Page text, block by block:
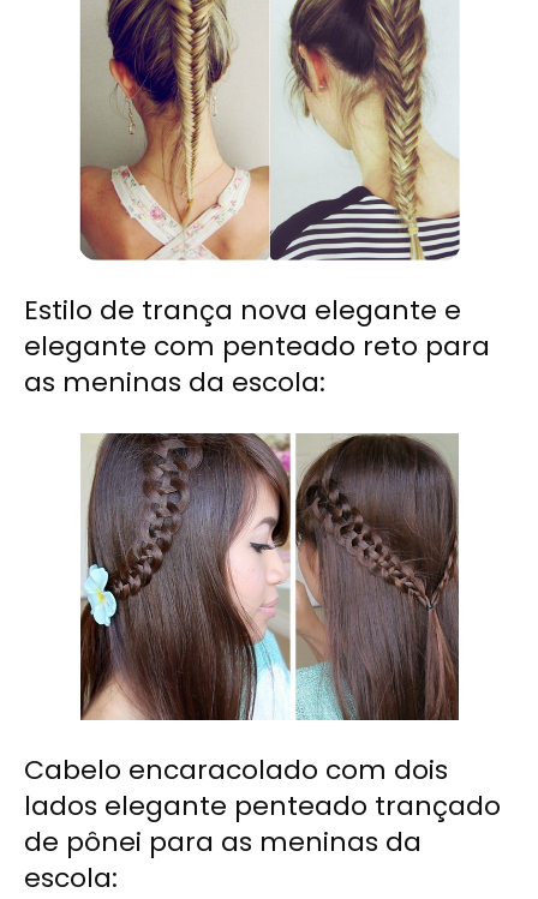
Estilo de trança nova elegante e
elegante com penteado reto para
as meninas da escola:
Cabelo encaracolado com dois
lados elegante penteado trançado
de pônei para as meninas da
escola: